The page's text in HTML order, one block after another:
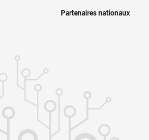
Partenaires nationaux